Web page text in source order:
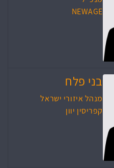
NEWAGE
בני פלח
מנהל איזורי ישראל
קפריסין יוון